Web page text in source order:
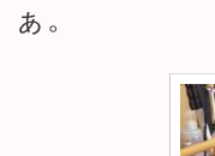
ぁ。